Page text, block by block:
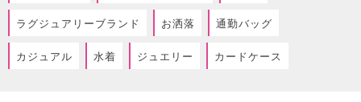
ラグジュアリーブランド お洒落 通勤バッグ
カジュアル 水着 ジュエリー カードケース